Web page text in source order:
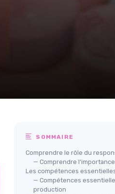
SOMMAIRE
Comprendre le rôle du
— Comprendre
Les compétences
— Compétences
production